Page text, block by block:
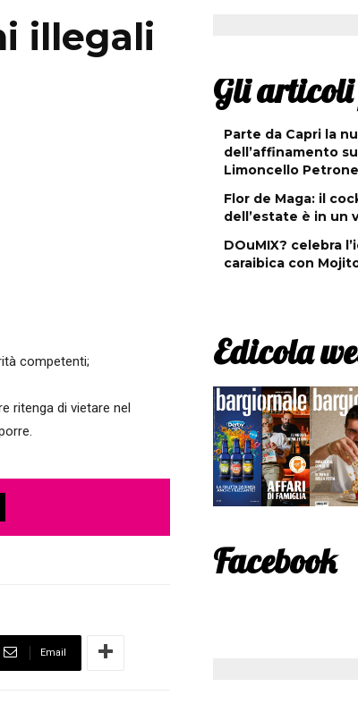
illegali
competenti;
ritenga di vietare nel
Email
Gli
Parte da Capri la
dell’affinamento
Limoncello Petrone
Flor de Maga: il
dell’estate è in un
DOuMIX? celebra
caraibica con
Edicola
Facebook